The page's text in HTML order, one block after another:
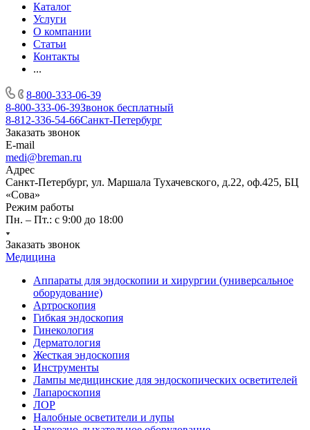
Каталог
Услуги
О компании
Статьи
Контакты
...
8-800-333-06-39
8-800-333-06-39Звонок бесплатный
8-812-336-54-66Санкт-Петербург
Заказать звонок
E-mail
medi@breman.ru
Адрес
Санкт-Петербург, ул. Маршала Тухачевского, д.22, оф.425, БЦ
«Сова»
Режим работы
Пн. – Пт.: с 9:00 до 18:00
Заказать звонок
Медицина
Аппараты для эндоскопии и хирургии (универсальное
оборудование)
Артроскопия
Гибкая эндоскопия
Гинекология
Дерматология
Жесткая эндоскопия
Инструменты
Лампы медицинские для эндоскопических осветителей
Лапароскопия
ЛОР
Налобные осветители и лупы